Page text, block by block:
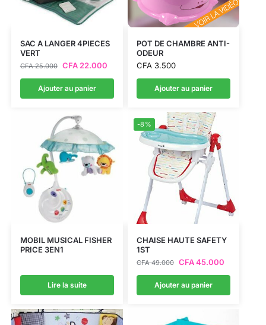
SAC A LANGER 4PIECES
VERT
CFA25.000 CFA22.000
Ajouter au panier
POT DE CHAMBRE ANTI-
ODEUR
CFA3.500
Ajouter au panier
MOBIL MUSICAL FISHER
PRICE 3EN1
Lire la suite
-8%
CHAISE HAUTE SAFETY
1ST
CFA49.000 CFA45.000
Ajouter au panier